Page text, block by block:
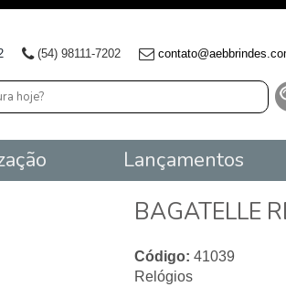
(54) 98111-7202
Lançamentos
BAGATELLE
Código: 41039
Relógios